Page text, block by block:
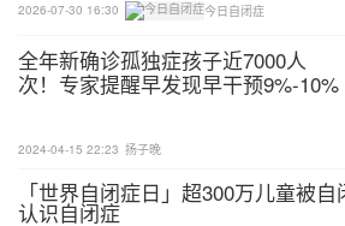
2026-07-30 16:30 今日自闭症
全年新确诊孤独症孩子近7000人
次！专家提醒早发现早干预9%-10%
2024-04-15 22:23 扬子晚
「世界自闭症日」超300万儿童被
认识自闭症